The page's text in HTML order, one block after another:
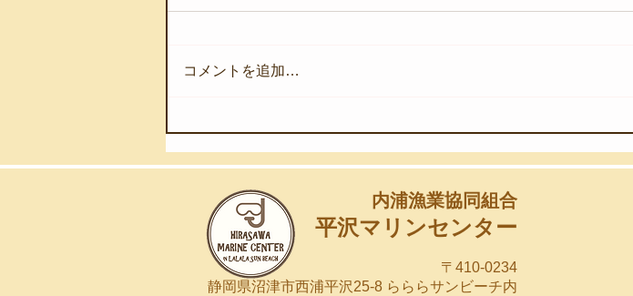
コメントを追加…
内浦漁業協同組合
平沢マリンセンター
〒410-0234
静岡県沼津市西浦平沢25-8 らららサンビーチ内